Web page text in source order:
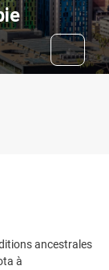
ancestrales
à